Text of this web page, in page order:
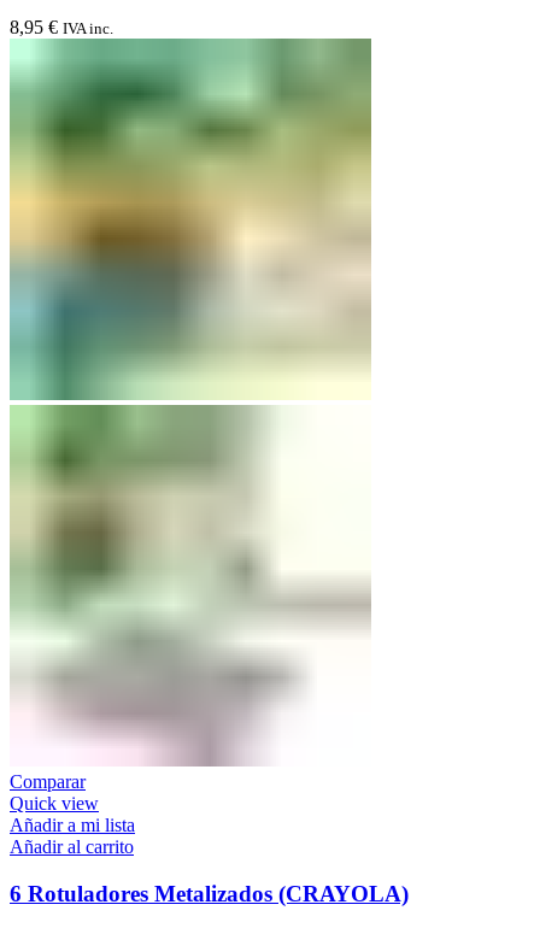
8,95 € IVA inc.
Comparar
Quick view
Añadir a mi lista
Añadir al carrito
6 Rotuladores Metalizados (CRAYOLA)